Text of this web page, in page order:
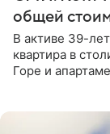
общей
В активе 39-
квартира в
Горе и